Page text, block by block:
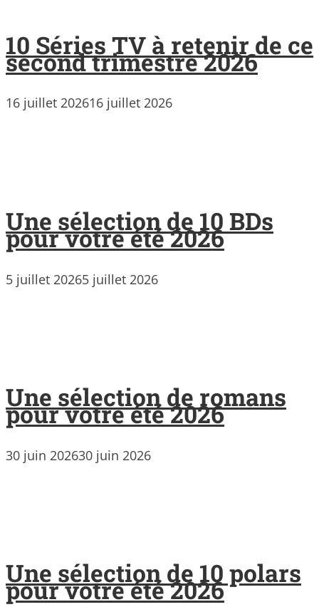
10 Séries TV à retenir de ce
second trimestre 2026
16 juillet 202616 juillet 2026
Une sélection de 10 BDs
pour votre été 2026
5 juillet 20265 juillet 2026
Une sélection de romans
pour votre été 2026
30 juin 202630 juin 2026
Une sélection de 10 polars
pour votre été 2026